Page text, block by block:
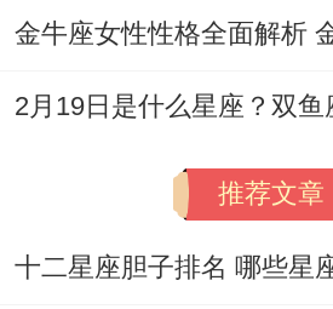
早上通勤别戴降噪耳机！
公交报站声、咖啡机蒸汽
码。午餐放弃常点的轻食
2月19日是什么星座？双鱼
推荐文章
十二星座胆子排名 哪些星